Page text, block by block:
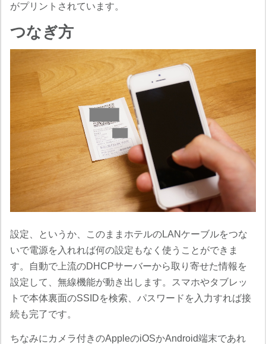
がプリントされています。
つなぎ方
設定、というか、このままホテルのLANケーブルをつな
いで電源を入れれば何の設定もなく使うことができま
す。自動で上流のDHCPサーバーから取り寄せた情報を
設定して、無線機能が動き出します。スマホやタブレッ
トで本体裏面のSSIDを検索、パスワードを入力すれば接
続も完了です。
ちなみにカメラ付きのAppleのiOSかAndroid端末であれ